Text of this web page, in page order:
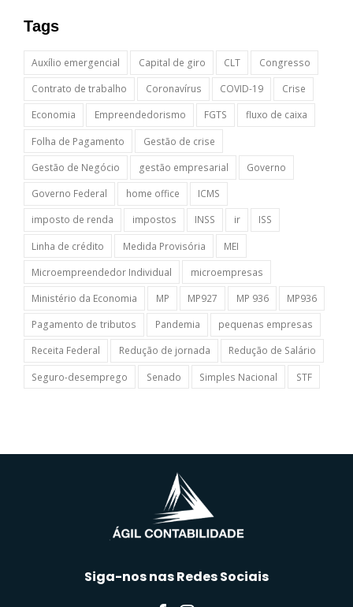
Tags
Auxílio emergencial Capital de giro CLT
Congresso
Contrato de trabalho
Coronavírus COVID-19
Crise
Economia
Empreendedorismo FGTS
fluxo de caixa
Folha de Pagamento
Gestão de crise
Gestão de Negócio
gestão empresarial
Governo
Governo Federal
home office
ICMS
imposto de renda
impostos INSS ir
ISS
Linha de crédito
Medida Provisória
MEI
Microempreendedor Individual
microempresas
Ministério da Economia
MP MP927 MP 936
MP936
Pagamento de tributos
Pandemia
pequenas empresas
Receita Federal
Redução de jornada
Redução de Salário
Seguro-desemprego
Senado Simples Nacional STF
Siga-nos nas Redes Sociais